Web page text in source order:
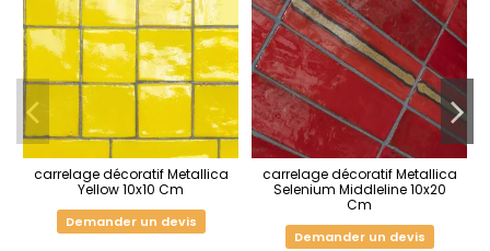
carrelage décoratif Metallica
Yellow 10x10 Cm
Demander un devis
carrelage décoratif Metallica
Selenium Middleline 10x20
Cm
Demander un devis